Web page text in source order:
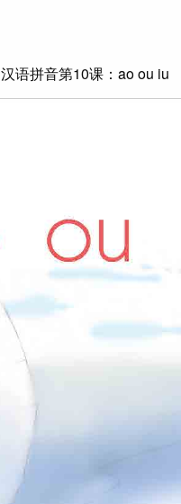
汉语拼音第10课：ao ou iu